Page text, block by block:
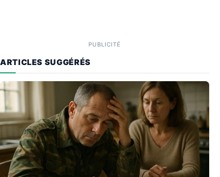
PUBLICITÉ
ARTICLES SUGGÉRÉS